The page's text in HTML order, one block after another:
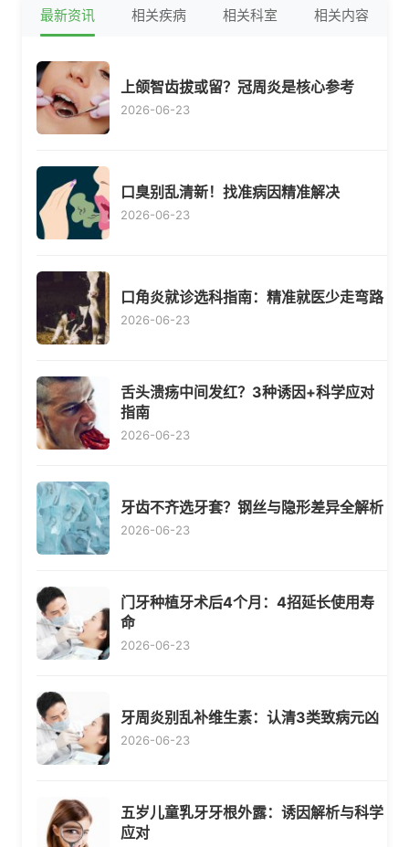
最新资讯 相关疾病 相关科室 相关内容
上颌智齿拔或留？冠周炎是核心参考
2026-06-23
口臭别乱清新！找准病因精准解决
2026-06-23
口角炎就诊选科指南：精准就医少走弯路
2026-06-23
舌头溃疡中间发红？3种诱因+科学应对
指南
2026-06-23
牙齿不齐选牙套？钢丝与隐形差异全解析
2026-06-23
门牙种植牙术后4个月：4招延长使用寿
命
2026-06-23
牙周炎别乱补维生素：认清3类致病元凶
2026-06-23
五岁儿童乳牙牙根外露：诱因解析与科学
应对